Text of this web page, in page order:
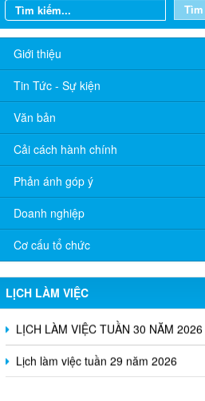
Tìm
Giới thiệu
Tin Tức - Sự kiện
Văn bản
Cải cách hành chính
Phản ánh góp ý
Doanh nghiệp
Cơ cấu tổ chức
LỊCH LÀM VIỆC
Lịch làm việc của UBND tuần 32 năm
2026
Lịch làm việc tuần 31 năm 2026
LỊCH LÀM VIỆC TUẦN 30 NĂM 2026
Lịch làm việc tuần 29 năm 2026
BÁO CÁO Về việc trả lời ý kiến cử tri
trước kỳ họp thường lệ giữa năm 2026